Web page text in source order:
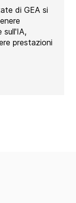
di GEA si
sull'IA,
prestazioni